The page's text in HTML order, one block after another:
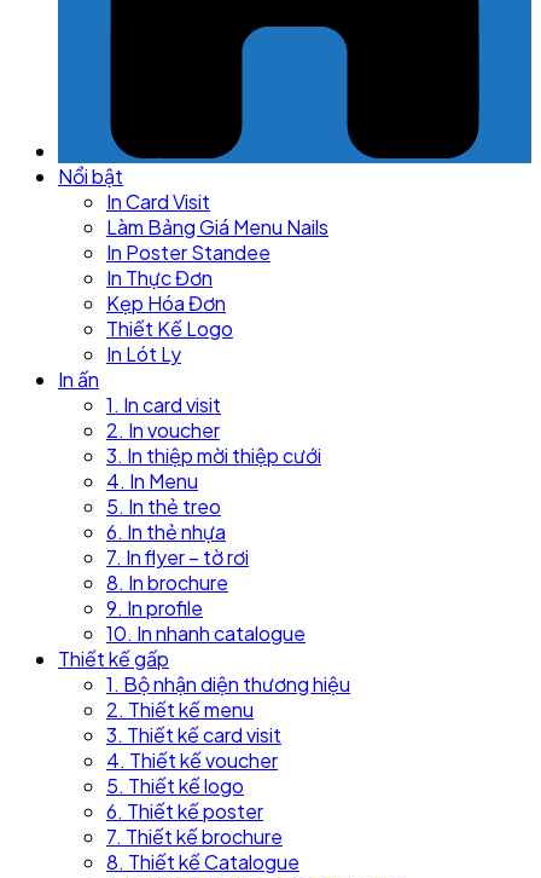
Nổi bật
In Card Visit
Làm Bảng Giá Menu Nails
In Poster Standee
In Thực Đơn
Kẹp Hóa Đơn
Thiết Kế Logo
In Lót Ly
In ấn
1. In card visit
2. In voucher
3. In thiệp mời thiệp cưới
4. In Menu
5. In thẻ treo
6. In thẻ nhựa
7. In flyer – tờ rơi
8. In brochure
9. In profile
10. In nhanh catalogue
Thiết kế gấp
1. Bộ nhận diện thương hiệu
2. Thiết kế menu
3. Thiết kế card visit
4. Thiết kế voucher
5. Thiết kế logo
6. Thiết kế poster
7. Thiết kế brochure
8. Thiết kế Catalogue